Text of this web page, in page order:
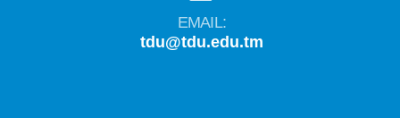
EMAIL:
tdu@tdu.edu.tm